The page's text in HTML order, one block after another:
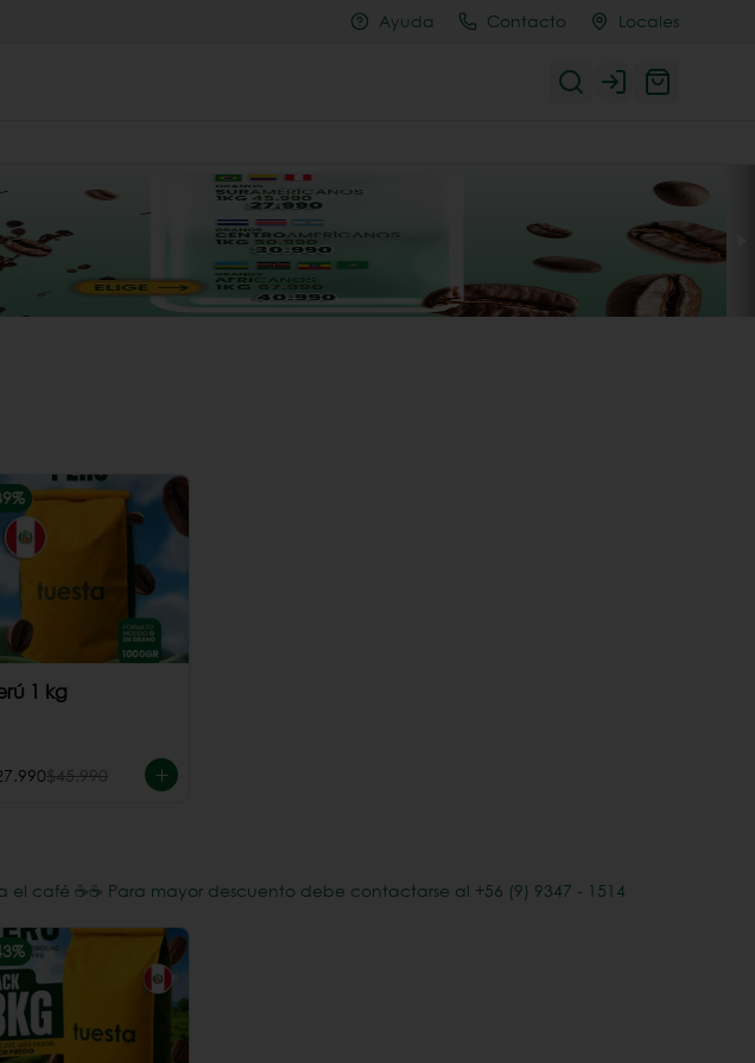
Ayuda Contacto Locales
Login
%
1 kg
$45.990
café ☕️☕️ Para mayor descuento debe contactarse al +56 (9) 9347 - 1514
%